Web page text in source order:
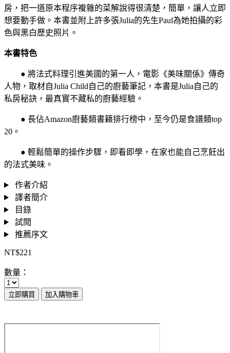
房，把一道原本程序複雜的菜解說得很清楚，簡單，讓人立即
想要動手做。本書並附上許多張Julia的先生Paul為她拍攝的彩
色與黑白歷史照片。
本書特色
● 將法式料理引進美國的第一人，電影《美味關係》傳奇
人物，取材自Julia Child自己的廚藝筆記，本書是Julia自己的
私房秘訣，最真實不藏私的廚藝經驗。
● 長佔Amazon廚藝類書籍排行榜中，至今仍是食譜類top
20。
● 輕鬆簡單的操作步驟，即看即學，在家也能自己烹飪出
的法式美味。
作者介紹
譯者簡介
目錄
試閱
推薦序文
NT$221
數量：
立即購買 加入購物車